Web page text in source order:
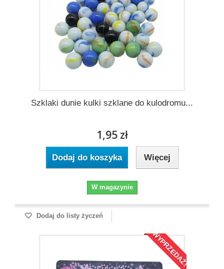
Szklaki dunie kulki szklane do kulodromu...
1,95 zł
Dodaj do koszyka Więcej
W magazynie
Dodaj do listy życzeń
WYPRZEDAŻ!